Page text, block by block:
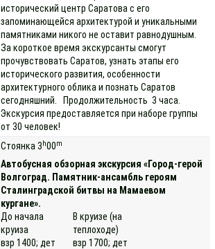
исторический центр Саратова с его
запоминающейся архитектурой и уникальными
памятниками никого не оставит равнодушным.
За короткое время экскурсанты смогут
прочувствовать Саратов, узнать этапы его
исторического развития, особенности
архитектурного облика и познать Саратов
сегодняшний. Продолжительность 3 часа.
Экскурсия предоставляется при наборе группы
от 30 человек!
Стоянка 3h00m
Автобусная обзорная экскурсия «Город-герой
Волгоград. Памятник-ансамбль героям
Сталинградской битвы на Мамаевом
кургане».
До начала
круиза
взр 1400; дет
В круизе (на
теплоходе)
взр 1700; дет